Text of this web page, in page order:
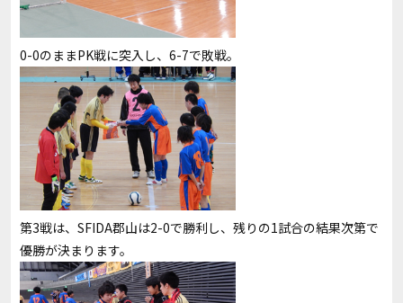
0-0のままPK戦に突入し、6-7で敗戦。
第3戦は、SFIDA郡山は2-0で勝利し、残りの1試合の結果次第で
優勝が決まります。